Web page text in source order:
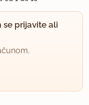
se prijavite ali